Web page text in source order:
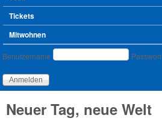
Tickets
Mitwohnen
Benutzeranmeldung
Benutzername Passwort
Neuer Tag, neue Welt